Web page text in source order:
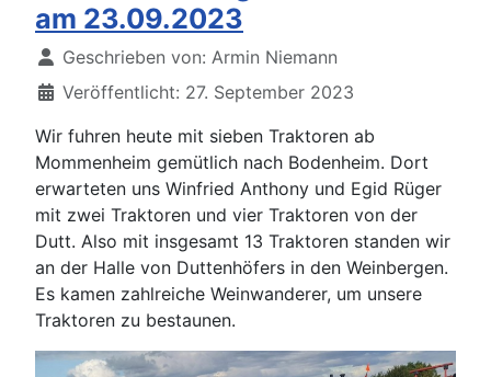
am 23.09.2023
DetailsGeschrieben von: Armin Niemann
Veröffentlicht: 27. September 2023
Wir fuhren heute mit sieben Traktoren ab
Mommenheim gemütlich nach Bodenheim. Dort
erwarteten uns Winfried Anthony und Egid Rüger
mit zwei Traktoren und vier Traktoren von der
Dutt. Also mit insgesamt 13 Traktoren standen wir
an der Halle von Duttenhöfers in den Weinbergen.
Es kamen zahlreiche Weinwanderer, um unsere
Traktoren zu bestaunen.